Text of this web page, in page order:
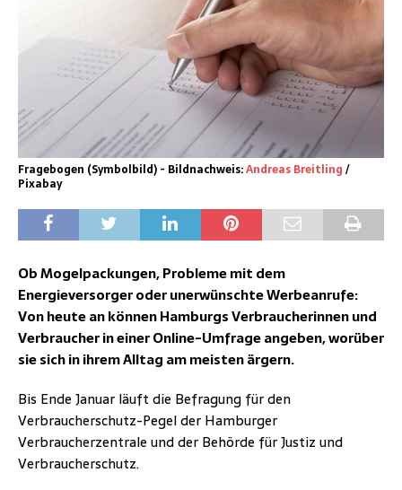
Fragebogen (Symbolbild) - Bildnachweis:Andreas Breitling /
Pixabay
Ob Mogelpackungen, Probleme mit dem
Energieversorger oder unerwünschte Werbeanrufe:
Von heute an können Hamburgs Verbraucherinnen und
Verbraucher in einer Online-Umfrage angeben, worüber
sie sich in ihrem Alltag am meisten ärgern.
Bis Ende Januar läuft die Befragung für den
Verbraucherschutz-Pegel der Hamburger
Verbraucherzentrale und der Behörde für Justiz und
Verbraucherschutz.